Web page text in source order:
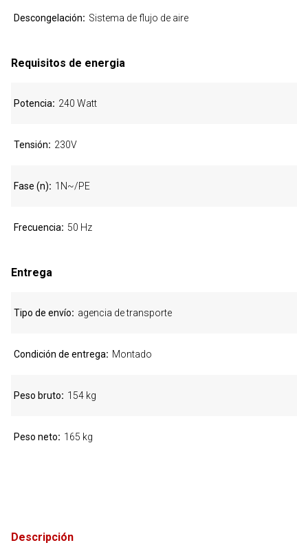
Descripción
Descongelación Sistema de flujo de aire
Requisitos de energia
Potencia 240 Watt
Tensión 230V
Fase (n) 1N~/PE
Frecuencia 50 Hz
Entrega
Tipo de envío agencia de transporte
Condición de entrega Montado
Peso bruto 154 kg
Peso neto 165 kg